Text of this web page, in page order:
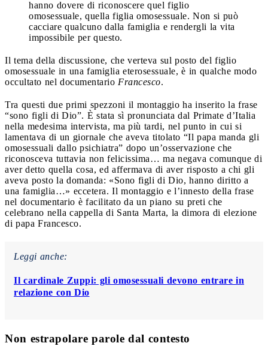
hanno dovere di riconoscere quel figlio
omosessuale, quella figlia omosessuale. Non si può
cacciare qualcuno dalla famiglia e rendergli la vita
impossibile per questo.
Il tema della discussione, che verteva sul posto del figlio
omosessuale in una famiglia eterosessuale, è in qualche modo
occultato nel documentario Francesco.
Tra questi due primi spezzoni il montaggio ha inserito la frase
“sono figli di Dio”. È stata sì pronunciata dal Primate d’Italia
nella medesima intervista, ma più tardi, nel punto in cui si
lamentava di un giornale che aveva titolato “Il papa manda gli
omosessuali dallo psichiatra” dopo un’osservazione che
riconosceva tuttavia non felicissima… ma negava comunque di
aver detto quella cosa, ed affermava di aver risposto a chi gli
aveva posto la domanda: «Sono figli di Dio, hanno diritto a
una famiglia…» eccetera. Il montaggio e l’innesto della frase
nel documentario è facilitato da un piano su preti che
celebrano nella cappella di Santa Marta, la dimora di elezione
di papa Francesco.
Leggi anche:
Il cardinale Zuppi: gli omosessuali devono entrare in
relazione con Dio
Non estrapolare parole dal contesto